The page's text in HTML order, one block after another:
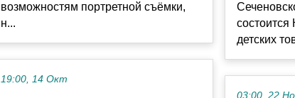
возможностям портретной съёмки,
н...
19:00, 14 Окт
состоится
детских
03:00, 22